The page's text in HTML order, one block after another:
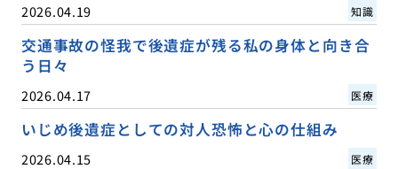
2026.04.19 知識
交通事故の怪我で後遺症が残る私の身体と向き合
う日々
2026.04.17 医療
いじめ後遺症としての対人恐怖と心の仕組み
2026.04.15 医療